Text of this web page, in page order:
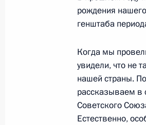
Перечень
Рабочая
Станиславом
6 марта 2020 года,
рождения
генштаба
Когда мы
увидели, что не
нашей страны.
рассказываем в
Советского
Естественно,